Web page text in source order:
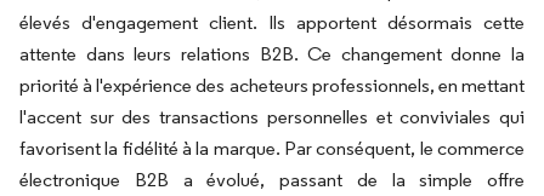
élevés d'engagement client. Ils apportent désormais cette
attente dans leurs relations B2B. Ce changement donne la
priorité à l'expérience des acheteurs professionnels, en mettant
l'accent sur des transactions personnelles et conviviales qui
favorisent la fidélité à la marque. Par conséquent, le commerce
électronique B2B a évolué, passant de la simple offre